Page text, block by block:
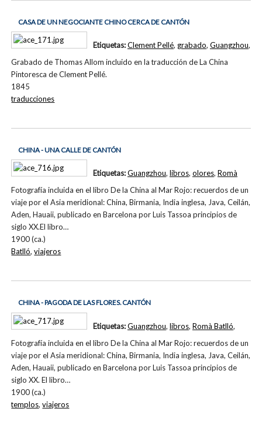
CASA DE UN NEGOCIANTE CHINO CERCA DE CANTÓN
Grabado de Thomas Allom incluido en la traducción de La China
Pintoresca de Clement Pellé.
1845
Etiquetas:Clement Pellé, grabado, Guangzhou,
traducciones
CHINA - UNA CALLE DE CANTÓN
Fotografía incluida en el libro De la China al Mar Rojo: recuerdos de un
viaje por el Asia meridional: China, Birmania, India inglesa, Java, Ceilán,
Aden, Hauaii, publicado en Barcelona por Luis Tassoa principios de
siglo XX.El libro…
1900 (ca.)
Etiquetas:Guangzhou, libros, olores, Romà
Batlló,viajeros
CHINA - PAGODA DE LAS FLORES. CANTÓN
Fotografía incluida en el libro De la China al Mar Rojo: recuerdos de un
viaje por el Asia meridional: China, Birmania, India inglesa, Java, Ceilán,
Aden, Hauaii, publicado en Barcelona por Luis Tassoa principios de
siglo XX. El libro…
1900 (ca.)
Etiquetas:Guangzhou, libros, Romà Batlló,
templos,viajeros